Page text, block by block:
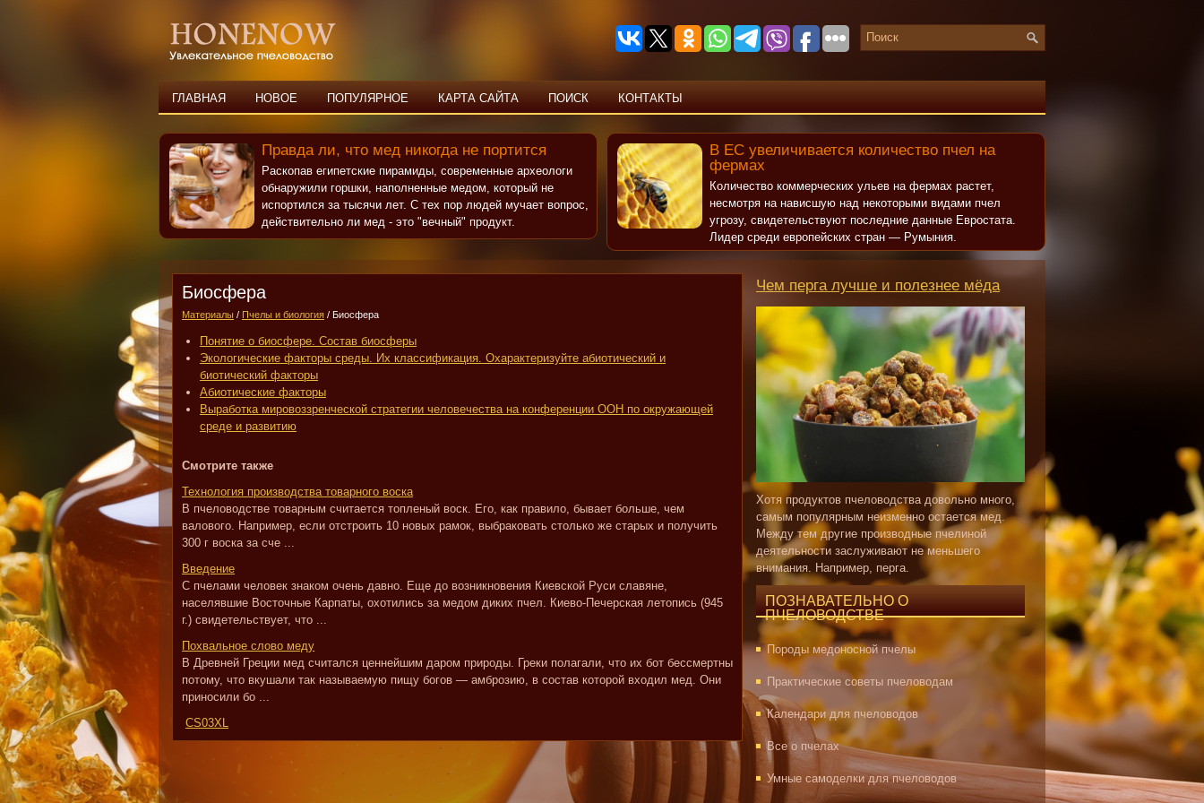
ГЛАВНАЯ НОВОЕ ПОПУЛЯРНОЕ КАРТА САЙТА ПОИСК КОНТАКТЫ
Правда ли, что мед никогда не портится
Раскопав египетские пирамиды, современные археологи
обнаружили горшки, наполненные медом, который не
испортился за тысячи лет. С тех пор людей мучает вопрос,
действительно ли мед - это "вечный" продукт.
В ЕС увеличивается количество пчел на
фермах
Количество коммерческих ульев на фермах растет,
несмотря на нависшую над некоторыми видами пчел
угрозу, свидетельствуют последние данные Евростата.
Лидер среди европейских стран — Румыния.
Биосфера
Материалы / Пчелы и биология / Биосфера
Понятие о биосфере. Состав биосферы
Экологические факторы среды. Их классификация. Охарактеризуйте абиотический и
биотический факторы
Абиотические факторы
Выработка мировоззренческой стратегии человечества на конференции ООН по окружающей
среде и развитию
Смотрите также
Технология производства товарного воска
В пчеловодстве товарным считается топленый воск. Его, как правило, бывает больше, чем
валового. Например, если отстроить 10 новых рамок, выбраковать столько же старых и получить
300 г воска за сче ...
Введение
С пчелами человек знаком очень давно. Еще до возникновения Киевской Руси славяне,
населявшие Восточные Карпаты, охотились за медом диких пчел. Киево-Печерская летопись (945
г.) свидетельствует, что ...
Похвальное слово меду
В Древней Греции мед считался ценнейшим даром природы. Греки полагали, что их бот бессмертны
потому, что вкушали так называемую пищу богов — амброзию, в состав которой входил мед. Они
приносили бо ...
CS03XL
Чем перга лучше и полезнее мёда
Хотя продуктов пчеловодства довольно много,
самым популярным неизменно остается мед.
Между тем другие производные пчелиной
деятельности заслуживают не меньшего
внимания. Например, перга.
ПОЗНАВАТЕЛЬНО О
ПЧЕЛОВОДСТВЕ
Породы медоносной пчелы
Практические советы пчеловодам
Календари для пчеловодов
Все о пчелах
Умные самоделки для пчеловодов